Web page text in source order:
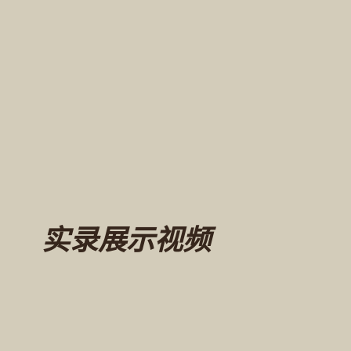
实录展示视频